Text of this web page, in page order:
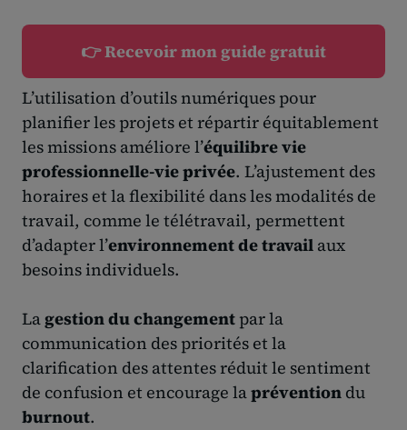
👉 Recevoir mon guide gratuit
L’utilisation d’outils numériques pour
planifier les projets et répartir équitablement
les missions améliore l’équilibre vie
professionnelle-vie privée. L’ajustement des
horaires et la flexibilité dans les modalités de
travail, comme le télétravail, permettent
d’adapter l’environnement de travail aux
besoins individuels.
Lagestion du changement par la
communication des priorités et la
clarification des attentes réduit le sentiment
de confusion et encourage laprévention du
burnout.